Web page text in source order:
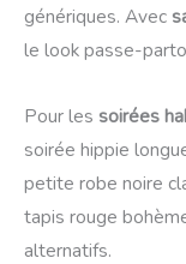
génériques. Avec
le look passe-
Pour les soirées
soirée hippie
petite robe noire
tapis rouge
alternatifs.